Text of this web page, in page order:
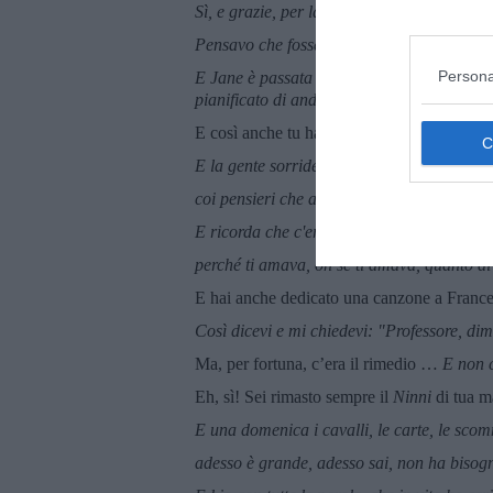
Sì, e grazie, per la preoccupazione che hai
Pensavo che fosse lì per sempre, quindi
E Jane è passata con una ciocca dei tuoi
pianificato di andare via chiaro. Sei mai
E così anche tu hai cercato un padre in
E la gente sorride a Venezia, si ricorda di
coi pensieri che avevano fretta e le gambe
E ricorda che c'era anche un uomo con
perché ti amava, oh se ti amava, quanto
E hai anche dedicato una canzone a
Così dicevi e mi chiedevi: "Professore,
Ma, per fortuna, c’era il rimedio … E non
Eh, sì! Sei rimasto sempre il Ninni di tua
E una domenica i cavalli, le carte, le
adesso è grande, adesso sai, non ha